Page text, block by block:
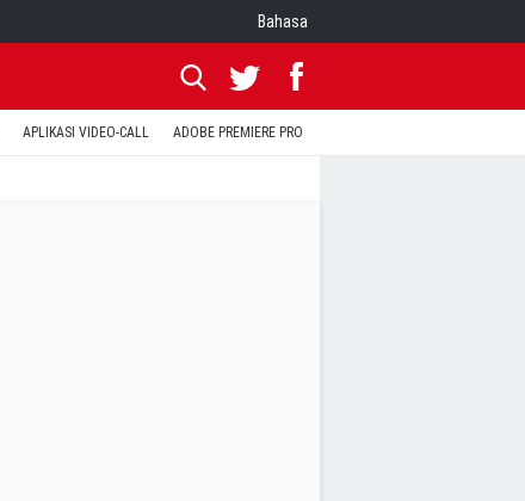
Bahasa
APLIKASI VIDEO-CALL ADOBE PREMIERE PRO